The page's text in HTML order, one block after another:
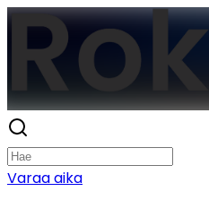
Varaa aika